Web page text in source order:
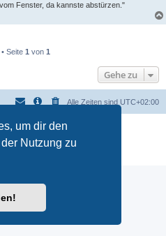
um dir den
Nutzung zu
Fenster, da kannste abstürzen."
Seite 1 von 1
Gehe zu
Alle Zeiten sind UTC+02:00
Software © phpBB Limited
durchphpBB.de